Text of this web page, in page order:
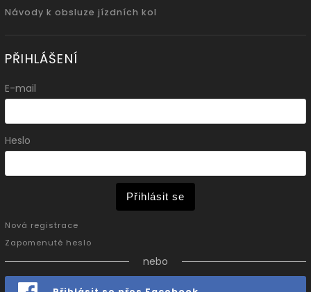
Návody k obsluze jízdních kol
PŘIHLÁŠENÍ
E-mail
Heslo
Přihlásit se
Nová registrace
Zapomenuté heslo
nebo